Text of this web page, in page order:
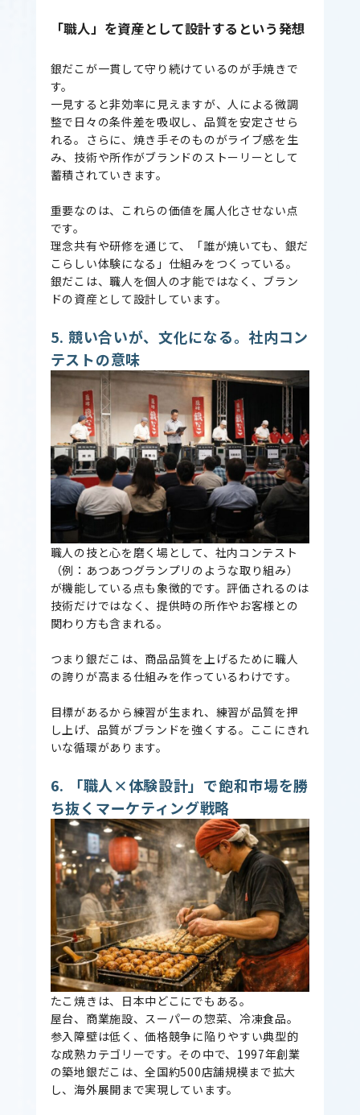
「職人」を資産として設計するという発想
銀だこが一貫して守り続けているのが手焼きで
す。
一見すると非効率に見えますが、人による微調
整で日々の条件差を吸収し、品質を安定させら
れる。さらに、焼き手そのものがライブ感を生
み、技術や所作がブランドのストーリーとして
蓄積されていきます。
重要なのは、これらの価値を属人化させない点
です。
理念共有や研修を通じて、「誰が焼いても、銀だ
こらしい体験になる」仕組みをつくっている。
銀だこは、職人を個人の才能ではなく、ブラン
ドの資産として設計しています。
5. 競い合いが、文化になる。社内コン
テストの意味
職人の技と心を磨く場として、社内コンテスト
（例：あつあつグランプリのような取り組み）
が機能している点も象徴的です。評価されるのは
技術だけではなく、提供時の所作やお客様との
関わり方も含まれる。
つまり銀だこは、商品品質を上げるために職人
の誇りが高まる仕組みを作っているわけです。
目標があるから練習が生まれ、練習が品質を押
し上げ、品質がブランドを強くする。ここにきれ
いな循環があります。
6. 「職人×体験設計」で飽和市場を勝
ち抜くマーケティング戦略
たこ焼きは、日本中どこにでもある。
屋台、商業施設、スーパーの惣菜、冷凍食品。
参入障壁は低く、価格競争に陥りやすい典型的
な成熟カテゴリーです。その中で、1997年創業
の築地銀だこは、全国約500店舗規模まで拡大
し、海外展開まで実現しています。